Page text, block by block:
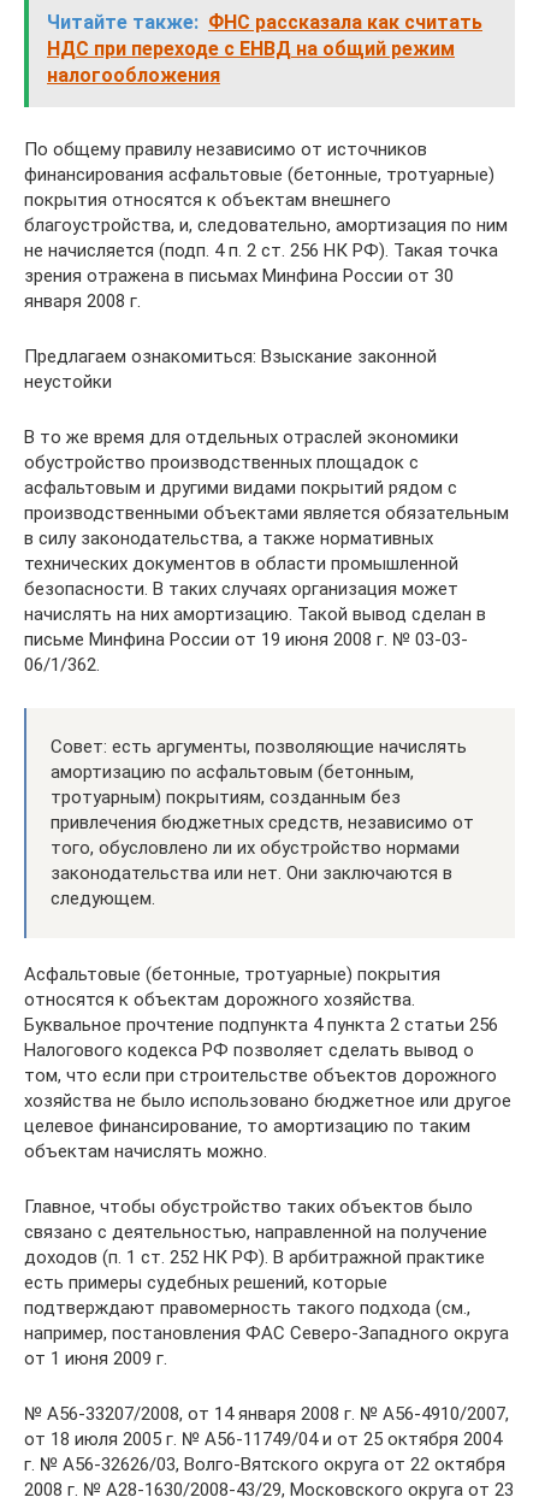
Читайте также: ФНС рассказала как считать
НДС при переходе с ЕНВД на общий режим
налогообложения
По общему правилу независимо от источников
финансирования асфальтовые (бетонные, тротуарные)
покрытия относятся к объектам внешнего
благоустройства, и, следовательно, амортизация по ним
не начисляется (подп. 4 п. 2 ст. 256 НК РФ). Такая точка
зрения отражена в письмах Минфина России от 30
января 2008 г.
Предлагаем ознакомиться: Взыскание законной
неустойки
В то же время для отдельных отраслей экономики
обустройство производственных площадок с
асфальтовым и другими видами покрытий рядом с
производственными объектами является обязательным
в силу законодательства, а также нормативных
технических документов в области промышленной
безопасности. В таких случаях организация может
начислять на них амортизацию. Такой вывод сделан в
письме Минфина России от 19 июня 2008 г. № 03-03-
06/1/362.
Совет: есть аргументы, позволяющие начислять
амортизацию по асфальтовым (бетонным,
тротуарным) покрытиям, созданным без
привлечения бюджетных средств, независимо от
того, обусловлено ли их обустройство нормами
законодательства или нет. Они заключаются в
следующем.
Асфальтовые (бетонные, тротуарные) покрытия
относятся к объектам дорожного хозяйства.
Буквальное прочтение подпункта 4 пункта 2 статьи 256
Налогового кодекса РФ позволяет сделать вывод о
том, что если при строительстве объектов дорожного
хозяйства не было использовано бюджетное или другое
целевое финансирование, то амортизацию по таким
объектам начислять можно.
Главное, чтобы обустройство таких объектов было
связано с деятельностью, направленной на получение
доходов (п. 1 ст. 252 НК РФ). В арбитражной практике
есть примеры судебных решений, которые
подтверждают правомерность такого подхода (см.,
например, постановления ФАС Северо-Западного округа
от 1 июня 2009 г.
№ А56-33207/2008, от 14 января 2008 г. № А56-4910/2007,
от 18 июля 2005 г. № А56-11749/04 и от 25 октября 2004
г. № А56-32626/03, Волго-Вятского округа от 22 октября
2008 г. № А28-1630/2008-43/29, Московского округа от 23